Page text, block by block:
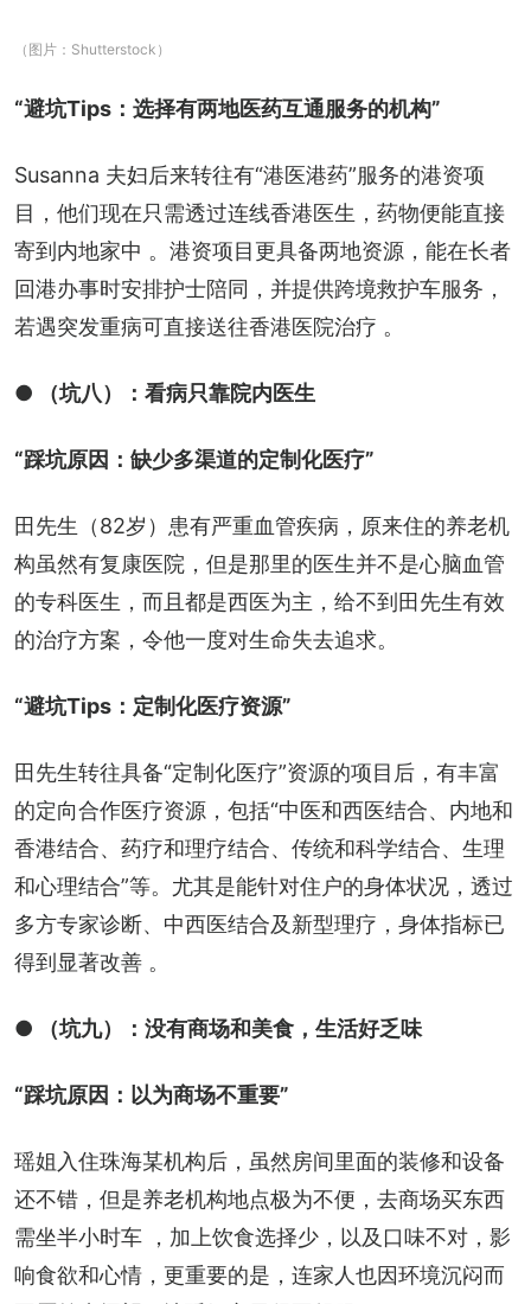
（图片：Shutterstock）
“避坑Tips：选择有两地医药互通服务的机构”
Susanna 夫妇后来转往有“港医港药”服务的港资项
目，他们现在只需透过连线香港医生，药物便能直接
寄到内地家中 。港资项目更具备两地资源，能在长者
回港办事时安排护士陪同，并提供跨境救护车服务，
若遇突发重病可直接送往香港医院治疗 。
● （坑八）：看病只靠院内医生
“踩坑原因：缺少多渠道的定制化医疗”
田先生（82岁）患有严重血管疾病，原来住的养老机
构虽然有复康医院，但是那里的医生并不是心脑血管
的专科医生，而且都是西医为主，给不到田先生有效
的治疗方案，令他一度对生命失去追求。
“避坑Tips：定制化医疗资源”
田先生转往具备“定制化医疗”资源的项目后，有丰富
的定向合作医疗资源，包括“中医和西医结合、内地和
香港结合、药疗和理疗结合、传统和科学结合、生理
和心理结合”等。尤其是能针对住户的身体状况，透过
多方专家诊断、中西医结合及新型理疗，身体指标已
得到显著改善 。
● （坑九）：没有商场和美食，生活好乏味
“踩坑原因：以为商场不重要”
瑶姐入住珠海某机构后，虽然房间里面的装修和设备
还不错，但是养老机构地点极为不便，去商场买东西
需坐半小时车 ，加上饮食选择少，以及口味不对，影
响食欲和心情，更重要的是，连家人也因环境沉闷而